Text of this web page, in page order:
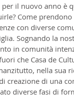
il nuovo anno è
Come
con diverse
Sognando la
in comunità
che Casa de
nella sua
creazione di una
diverse fasi di